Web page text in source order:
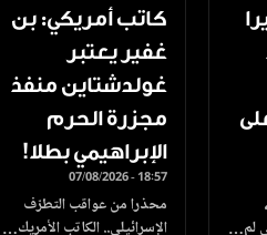
لم…
كاتب أمريكي: بن
غفير يعتبر
غولدشتاين منفذ
مجزرة الحرم
الإبراهيمي بطلا!
07/08/2026 - 18:57
محذرا من عواقب التطرّف
الإسرائيلي.. الكاتب الأمريك…